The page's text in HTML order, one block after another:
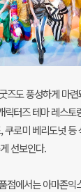
즈도 풍성하게 마
터즈 테마 레스토
로미 베리도넛 등
선보인다.
점에서는 아마존익